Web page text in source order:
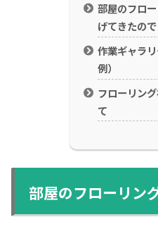
部屋のフロ
げてきたので
作業ギャラ
例）
フローリン
て
部屋のフローリン